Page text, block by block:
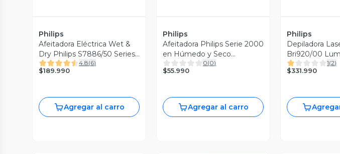
Philips
Afeitadora Eléctrica Wet &
Dry Philips S7886/50 Series
7000
4.8(6)
$189.990
Agregar al carro
Philips
Afeitadora Philips Serie 2000
en Húmedo y Seco
S2885/00
0(0)
$55.990
Agregar al carro
Philips
Depiladora
Bri920/00
1(2)
$331.990